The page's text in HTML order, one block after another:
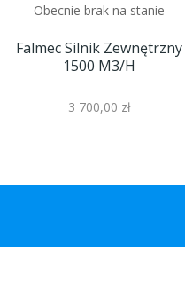
Obecnie brak na stanie
Falmec Silnik Zewnętrzny
1500 M3/h
3 700,00 zł